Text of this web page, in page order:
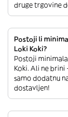
druge trgovine
Postoji li
Loki Koki?
Postoji
Koki. Ali ne brini
samo dodatnu
dostavljen!